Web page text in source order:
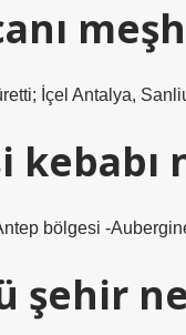
İçel Antalya,
kebabı
bölgesi -
şehir